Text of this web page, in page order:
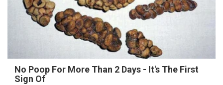
No Poop For More Than 2 Days - It's The First
Sign Of